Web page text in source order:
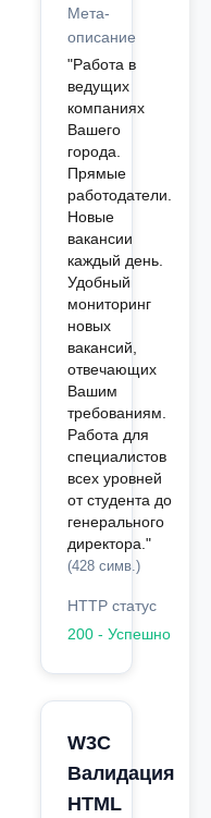
Мета-
описание
"Работа в
ведущих
компаниях
Вашего
города.
Прямые
работодатели.
Новые
вакансии
каждый день.
Удобный
мониторинг
новых
вакансий,
отвечающих
Вашим
требованиям.
Работа для
специалистов
всех уровней
от студента до
генерального
директора."
(428 симв.)
HTTP статус
200 - Успешно
W3C
Валидация
HTML